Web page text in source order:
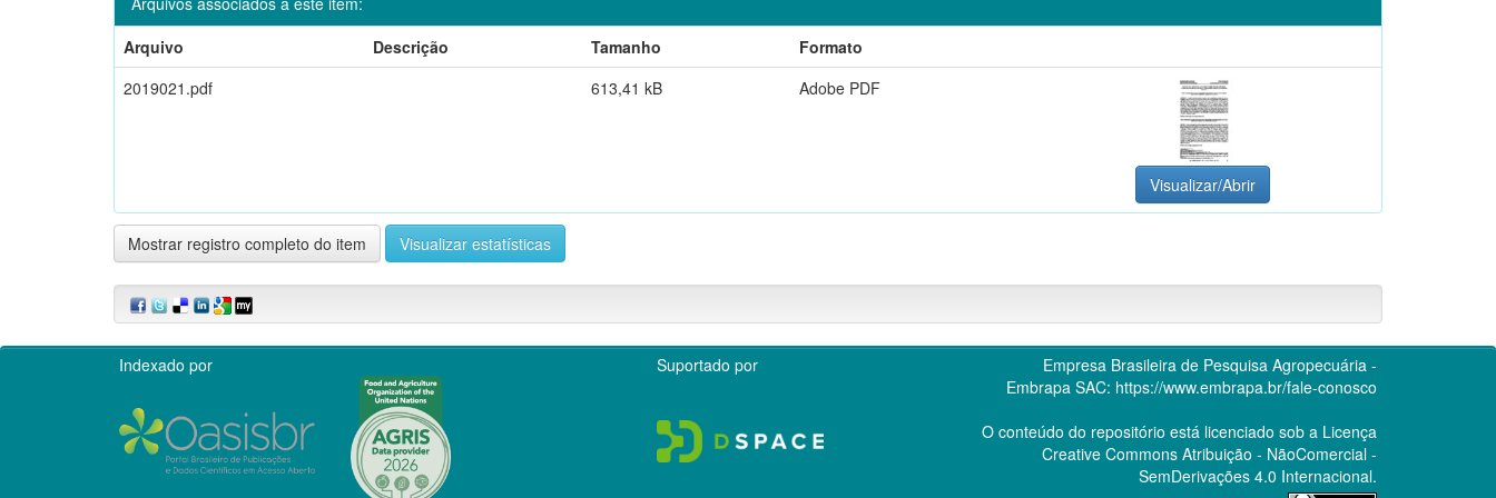
Arquivo
Descrição Tamanho
Formato
2019021.pdf
613,41 kB Adobe PDF
Visualizar/Abrir
Mostrar registro completo do item Visualizar estatísticas
Indexado por Suportado por
Empresa Brasileira de Pesquisa Agropecuária -
Embrapa SAC: https://www.embrapa.br/fale-conosco
O conteúdo do repositório está licenciado sob a Licença
Creative CommonsAtribuição - NãoComercial -
SemDerivações 4.0 Internacional.